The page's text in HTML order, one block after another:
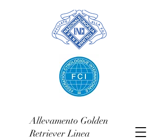
Allevamento Golden
Retriever Linea